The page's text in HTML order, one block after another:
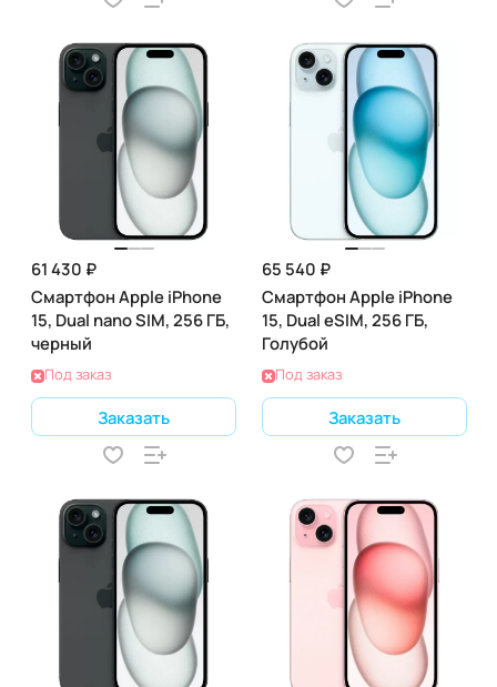
61 430 ₽
Смартфон Apple iPhone
15, Dual nano SIM, 256 ГБ,
черный
Под заказ
Заказать
65 540 ₽
Смартфон Apple iPhone
15, Dual eSIM, 256 ГБ,
Голубой
Под заказ
Заказать